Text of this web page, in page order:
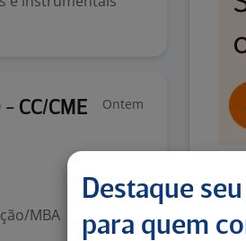
CC/CME
Ontem
MBA
Destaque
para quem